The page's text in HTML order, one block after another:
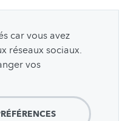
car vous avez
réseaux sociaux.
vos